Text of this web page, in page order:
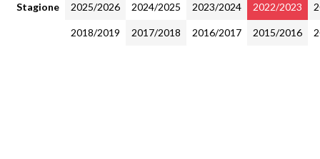
Stagione 2025/2026 2024/2025 2023/2024 2022/2023
2018/2019 2017/2018 2016/2017 2015/2016